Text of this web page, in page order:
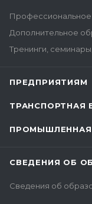
Дополнительное
Тренинги,
ПРЕДПРИЯТИЯМ
ТРАНСПОРТНАЯ
ПРОМЫШЛЕННАЯ
СВЕДЕНИЯ ОБ
Сведения об